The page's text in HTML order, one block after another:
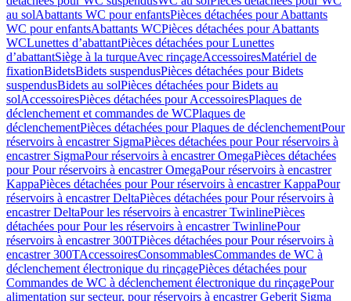
au solAbattants WC pour enfantsPièces détachées pour Abattants
WC pour enfantsAbattants WCPièces détachées pour Abattants
WCLunettes d’abattantPièces détachées pour Lunettes
d’abattantSiège à la turqueAvec rinçageAccessoiresMatériel de
fixationBidetsBidets suspendusPièces détachées pour Bidets
suspendusBidets au solPièces détachées pour Bidets au
solAccessoiresPièces détachées pour AccessoiresPlaques de
déclenchement et commandes de WCPlaques de
déclenchementPièces détachées pour Plaques de déclenchementPour
réservoirs à encastrer SigmaPièces détachées pour Pour réservoirs à
encastrer SigmaPour réservoirs à encastrer OmegaPièces détachées
pour Pour réservoirs à encastrer OmegaPour réservoirs à encastrer
KappaPièces détachées pour Pour réservoirs à encastrer KappaPour
réservoirs à encastrer DeltaPièces détachées pour Pour réservoirs à
encastrer DeltaPour les réservoirs à encastrer TwinlinePièces
détachées pour Pour les réservoirs à encastrer TwinlinePour
réservoirs à encastrer 300TPièces détachées pour Pour réservoirs à
encastrer 300TAccessoiresConsommablesCommandes de WC à
déclenchement électronique du rinçagePièces détachées pour
Commandes de WC à déclenchement électronique du rinçagePour
alimentation sur secteur, pour réservoirs à encastrer Geberit Sigma